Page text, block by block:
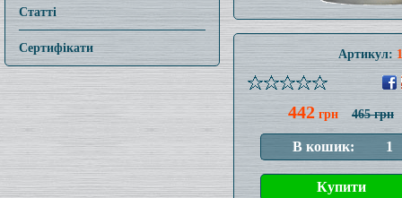
Статті
Сертифікати Артикул:
442 грн 465 грн